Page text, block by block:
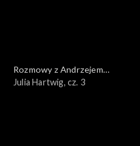
Rozmowy z Andrzejem
Doboszem
Julia Hartwig, cz. 3